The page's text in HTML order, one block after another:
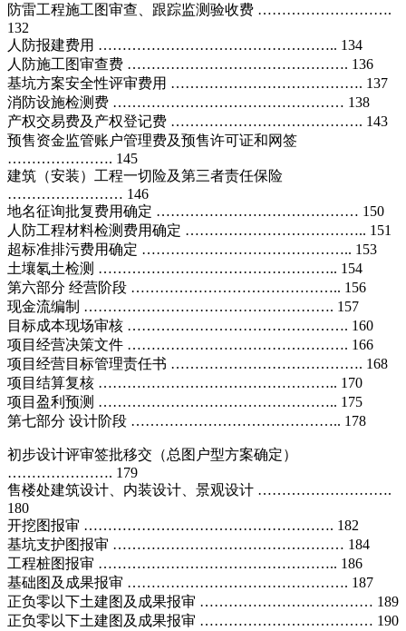
防雷工程施工图审查、跟踪监测验收费 ……………………….
132
人防报建费用 ………………………………………….. 134
人防施工图审查费 ………………………………………. 136
基坑方案安全性评审费用 …………………………………. 137
消防设施检测费 ………………………………………… 138
产权交易费及产权登记费 …………………………………. 143
预售资金监管账户管理费及预售许可证和网签
…………………. 145
建筑（安装）工程一切险及第三者责任保险
…………………… 146
地名征询批复费用确定 …………………………………… 150
人防工程材料检测费用确定 ……………………………….. 151
超标准排污费用确定 …………………………………….. 153
土壤氡土检测 ………………………………………….. 154
第六部分 经营阶段 …………………………………….. 156
现金流编制 ……………………………………………. 157
目标成本现场审核 ………………………………………. 160
项目经营决策文件 ………………………………………. 166
项目经营目标管理责任书 …………………………………. 168
项目结算复核 ………………………………………….. 170
项目盈利预测 ………………………………………….. 175
第七部分 设计阶段 …………………………………….. 178
初步设计评审签批移交（总图户型方案确定）
…………………. 179
售楼处建筑设计、内装设计、景观设计 ……………………….
180
开挖图报审 ……………………………………………. 182
基坑支护图报审 ………………………………………… 184
工程桩图报审 ………………………………………….. 186
基础图及成果报审 ………………………………………. 187
正负零以下土建图及成果报审 ……………………………… 189
正负零以下土建图及成果报审 ……………………………… 190